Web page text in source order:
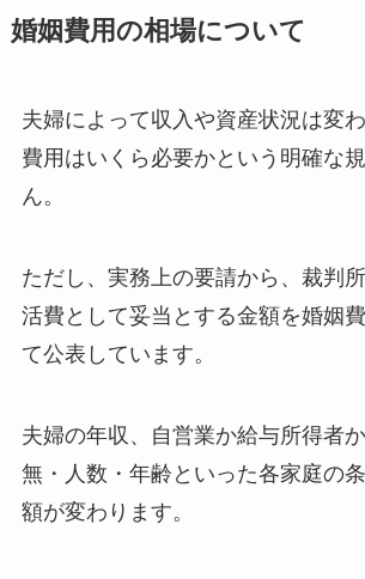
婚姻費用の相場について
夫婦によって収入や資産状況は変
費用はいくら必要かという明確な
ん。
ただし、実務上の要請から、裁判
活費として妥当とする金額を婚姻
て公表しています。
夫婦の年収、自営業か給与所得者
無・人数・年齢といった各家庭の
額が変わります。